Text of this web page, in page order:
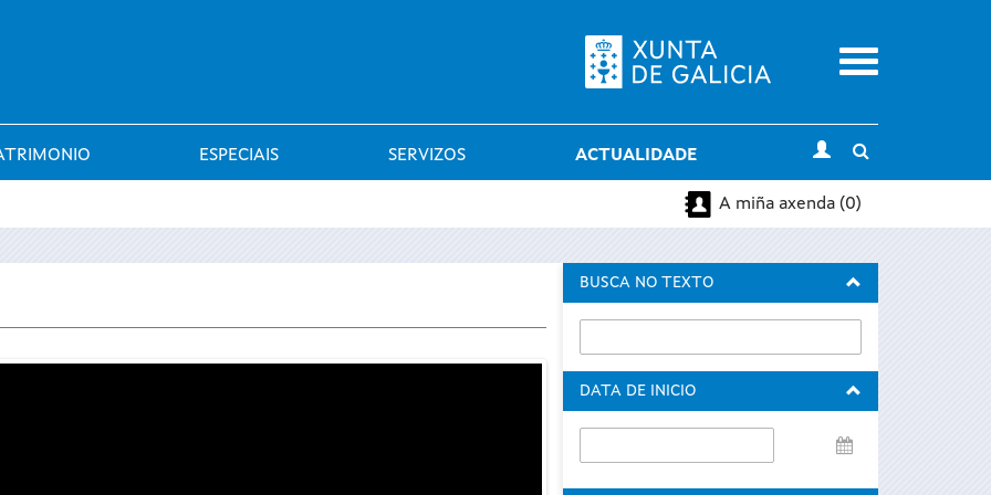
Menu
ESPECIAIS SERVIZOS ACTUALIDADE
search
A miña axenda (0)
BUSCA NO TEXTO
DATA DE INICIO
de